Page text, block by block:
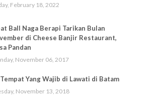
February 18, 2022
Ball Naga Berapi Tarikan Bulan
di Cheese Banjir Restaurant,
Pandan
November 06, 2017
Yang Wajib di Lawati di Batam
November 13, 2018